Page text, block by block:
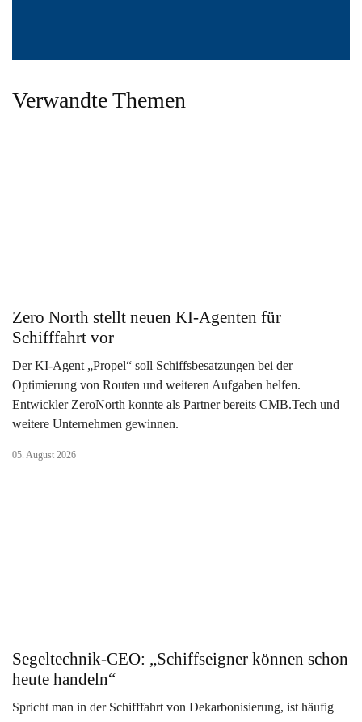
Verwandte Themen
Zero North stellt neuen KI-Agenten für
Schifffahrt vor
Der KI-Agent „Propel“ soll Schiffsbesatzungen bei der
Optimierung von Routen und weiteren Aufgaben helfen.
Entwickler ZeroNorth konnte als Partner bereits CMB.Tech und
weitere Unternehmen gewinnen.
05. August 2026
Segeltechnik-CEO: „Schiffseigner können schon
heute handeln“
Spricht man in der Schifffahrt von Dekarbonisierung, ist häufig